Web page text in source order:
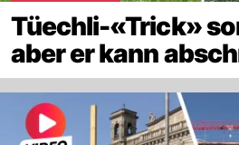
Tüechli-«Trick»
aber er kann